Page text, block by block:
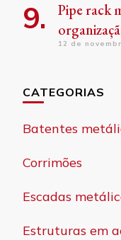
Pipe rack
12 de
CATEGORIAS
Batentes
Corrimões
Escadas
Estruturas em